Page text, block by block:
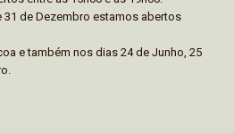
31 de Dezembro estamos abertos
e também nos dias 24 de Junho, 25